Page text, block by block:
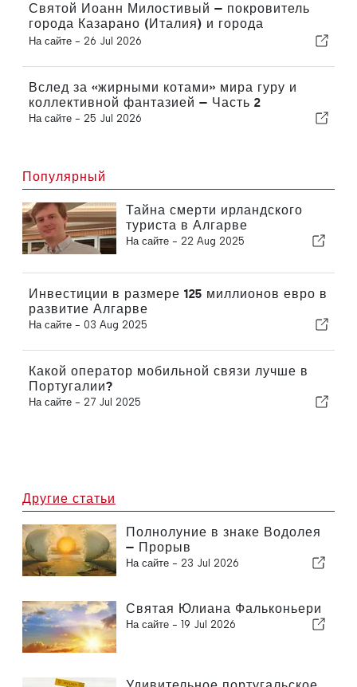
Святой Иоанн Милостивый — покровитель
города Казарано (Италия) и города
Лимассол (Кипр).
На сайте - 26 Jul 2026
Вслед за «жирными котами» мира гуру и
коллективной фантазией — Часть 2
На сайте - 25 Jul 2026
Популярный
Тайна смерти ирландского
туриста в Алгарве
На сайте - 22 Aug 2025
Инвестиции в размере 125 миллионов евро в
развитие Алгарве
На сайте - 03 Aug 2025
Какой оператор мобильной связи лучше в
Португалии?
На сайте - 27 Jul 2025
Другие статьи
Полнолуние в знаке Водолея
— Прорыв
На сайте - 23 Jul 2026
Святая Юлиана Фальконьери
На сайте - 19 Jul 2026